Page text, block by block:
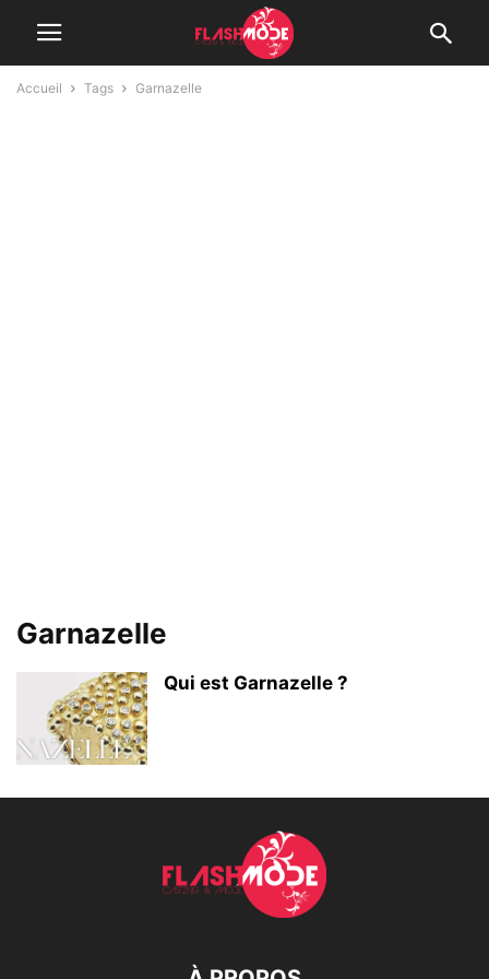
Accueil Tags Garnazelle
Garnazelle
Qui est Garnazelle ?